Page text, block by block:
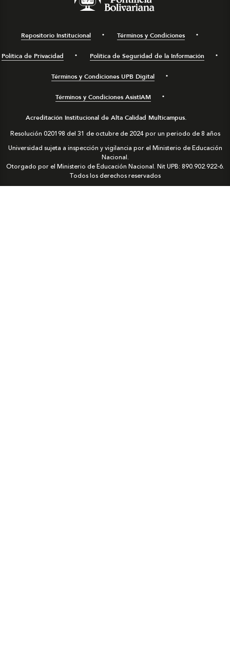
Repositorio Institucional Términos y Condiciones
Política de Privacidad Política de Seguridad de la Información
Términos y Condiciones UPB Digital
Términos y Condiciones AsistIAM
Acreditación Institucional de Alta Calidad Multicampus.
Resolución 020198 del 31 de octubre de 2024 por un periodo de 8 años
Universidad sujeta a inspección y vigilancia por el Ministerio de Educación
Nacional.
Otorgado por el Ministerio de Educación Nacional. Nit UPB: 890.902.922-6.
Todos los derechos reservados